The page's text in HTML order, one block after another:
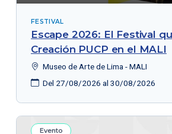
FESTIVAL
Escape 2026: El Festival
Creación PUCP en el MALI
Museo de Arte de Lima - MALI
Del 27/08/2026 al 30/08/2026
Evento